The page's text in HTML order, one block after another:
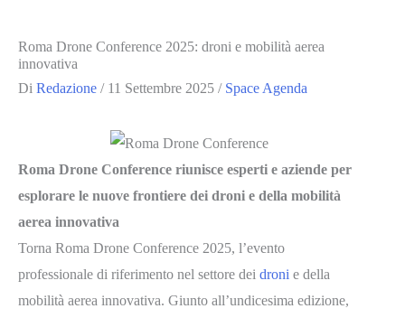
Roma Drone Conference 2025: droni e mobilità aerea
innovativa
Di Redazione / 11 Settembre 2025 / Space Agenda
Roma Drone Conference riunisce esperti e aziende per
esplorare le nuove frontiere dei droni e della mobilità
aerea innovativa
Torna Roma Drone Conference 2025, l’evento
professionale di riferimento nel settore dei droni e della
mobilità aerea innovativa. Giunto all’undicesima edizione,